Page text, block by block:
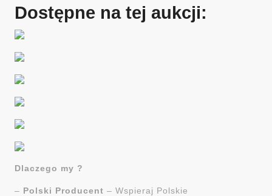
Dostępne na tej aukcji:
Dlaczego my ?
– Polski Producent – Wspieraj Polskie